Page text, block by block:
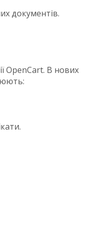
документів.
OpenCart. В нових